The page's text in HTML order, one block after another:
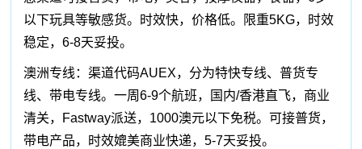
以下玩具等敏感货。时效快，价格低。限重5KG，时效
稳定，6-8天妥投。
澳洲专线：渠道代码AUEX，分为特快专线、普货专
线、带电专线。一周6-9个航班，国内/香港直飞，商业
清关，Fastway派送，1000澳元以下免税。可接普货，
带电产品，时效媲美商业快递，5-7天妥投。